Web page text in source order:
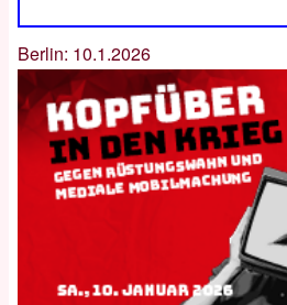
Berlin: 10.1.2026